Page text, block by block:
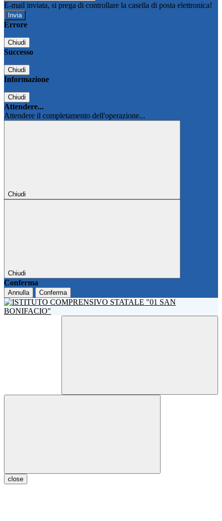
E-mail inviata, si prega di controllare la casella di posta elettronica!
Errore
Chiudi
Successo
Chiudi
Informazione
Chiudi
Attendere...
Attendere il completamento dell'operazione...
Chiudi
Chiudi
Conferma
Annulla Conferma
close